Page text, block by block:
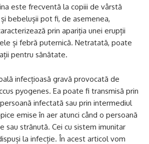
este frecventă la copiii de vârstă
bebelușii pot fi, de asemenea,
prin apariția unei erupții
și febră puternică. Netratată, poate
pentru sănătate.
infecțioasă gravă provocată de
pyogenes. Ea poate fi transmisă prin
infectată sau prin intermediul
emise în aer atunci când o persoană
sau strănută. Cei cu sistem imunitar
la infecție. În acest articol vom